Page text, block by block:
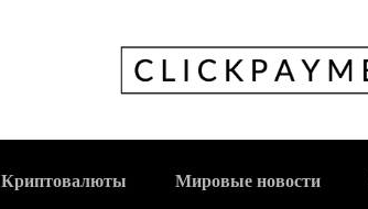
Криптовалюты Мировые новости